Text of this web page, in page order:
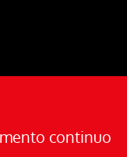
continuo